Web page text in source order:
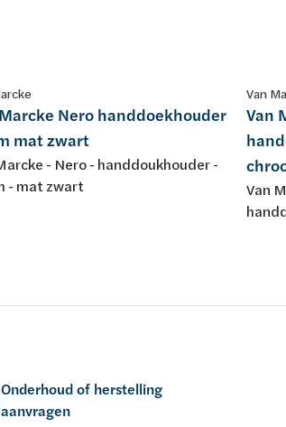
Nero handdoekhouder
mat zwart
- Nero - handdoukhouder -
- mat zwart
Van
Van
Van
Onderhoud of herstelling
aanvragen